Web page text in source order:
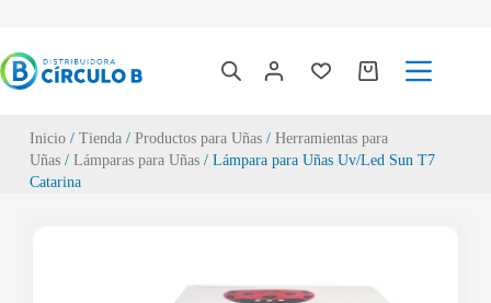
Inicio/ Tienda/ Productos para Uñas/ Herramientas para
Uñas/ Lámparas para Uñas/ Lámpara para Uñas Uv/Led Sun T7
Catarina